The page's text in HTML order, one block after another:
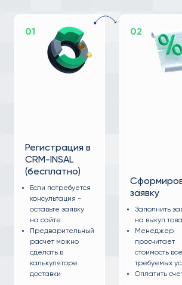
01
Регистрация в
CRM-INSAL
(бесплатно)
Если потребуется
консультация -
оставьте заявку
на сайте
Предварительный
расчет можно
сделать в
калькуляторе
доставки
02
заявку
Заполнить
на выкуп
Менеджер
просчитает
стоимость
требуемых
Оплатить